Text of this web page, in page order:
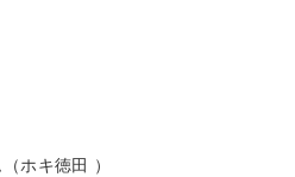
ホキ徳田 ）